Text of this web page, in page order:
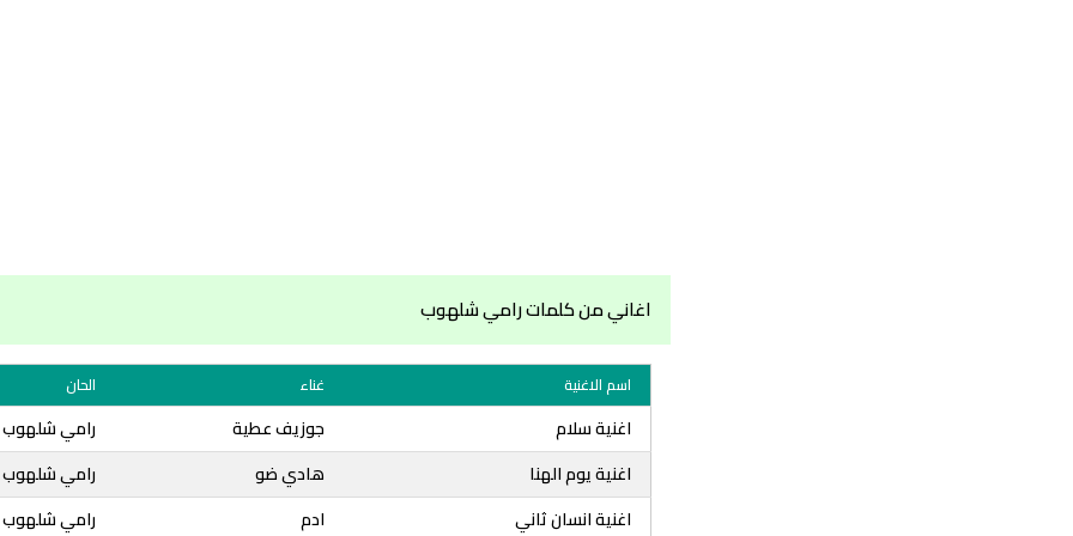
اغاني من كلمات رامي شلهوب
اسم الاغنية غناء الحان
اغنية سلام جوزيف عطية
رامي شلهوب
اغنية يوم الهنا
هادي ضو
رامي شلهوب
اغنية انسان ثاني
ادم رامي شلهوب